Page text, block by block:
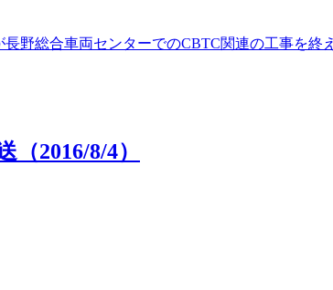
野総合車両センターでのCBTC関連の工事を終
2016/8/4）